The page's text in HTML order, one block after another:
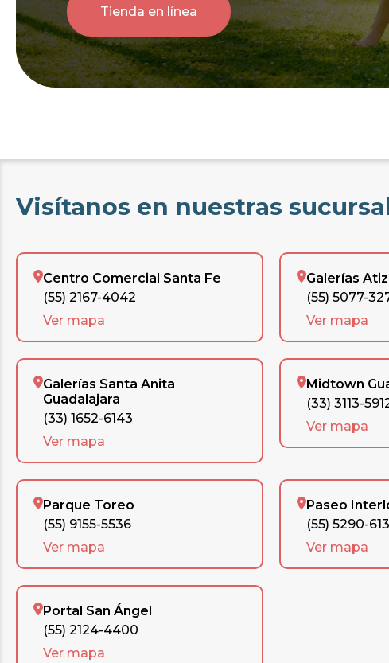
Tienda en línea
Visítanos en nuestras
Centro Comercial Santa Fe
(55) 2167-4042
Ver mapa
Galerías
(55) 5077-
Ver mapa
Galerías Santa Anita
Guadalajara
(33) 1652-6143
Ver mapa
Midtown
(33) 3113-
Ver mapa
Parque Toreo
(55) 9155-5536
Ver mapa
Paseo
(55) 5290-
Ver mapa
Portal San Ángel
(55) 2124-4400
Ver mapa